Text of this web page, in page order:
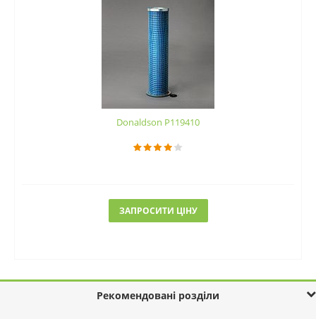
Donaldson P119410
ЗАПРОСИТИ ЦІНУ
Рекомендовані розділи